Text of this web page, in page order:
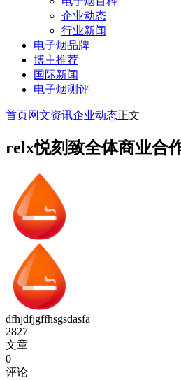
企业动态
行业新闻
电子烟品牌
博主推荐
国际新闻
电子烟测评
首页网文资讯企业动态正文
relx悦刻致全体商业合
dfhjdfjgffhsgsdasfa
2827
文章
0
评论